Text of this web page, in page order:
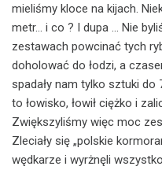
mieliśmy kloce na kijach.
metr… i co ? I dupa … Nie
zestawach powcinać tych
doholować do łodzi, a
spadały nam tylko sztuki do
to łowisko, łowił ciężko i
Zwiększyliśmy więc moc
Zleciały się „polskie
wędkarze i wyrżnęli